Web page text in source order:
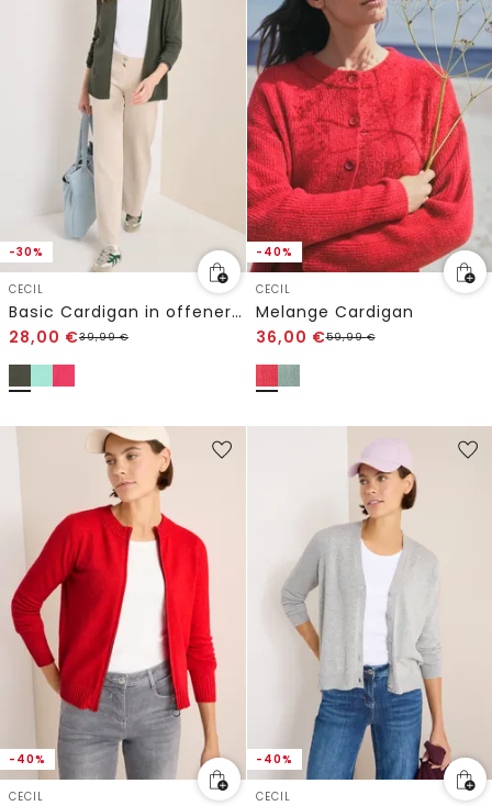
-30%
CECIL
Basic Cardigan in offener Passform
28,00 €39,99€
-40%
CECIL
Melange Cardigan
36,00 €59,99€
-40%
CECIL
-40%
CECIL